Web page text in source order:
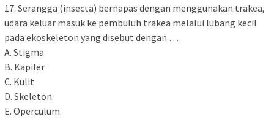
17. Serangga (insecta) bernapas dengan menggunakan trakea,
udara keluar masuk ke pembuluh trakea melalui lubang kecil
pada ekoskeleton yang disebut dengan …
A. Stigma
B. Kapiler
C. Kulit
D. Skeleton
E. Operculum